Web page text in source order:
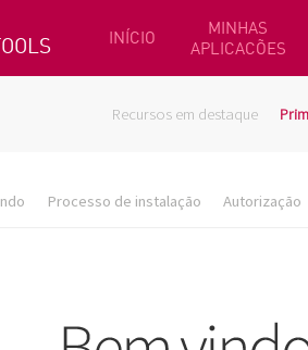
INÍCIO
MINHAS
APLICACÕES
Recursos em destaque
Processo de instalação Autorização